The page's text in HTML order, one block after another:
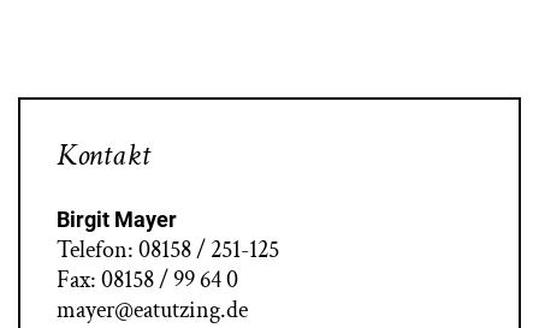
Kontakt
Birgit Mayer
Telefon: 08158 / 251-125
Fax: 08158 / 99 64 0
mayer@eatutzing.de